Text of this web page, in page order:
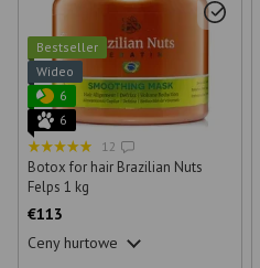
Bestseller
Wideo
6
6
12
Botox for hair Brazilian Nuts
Felps 1 kg
€113
Ceny hurtowe